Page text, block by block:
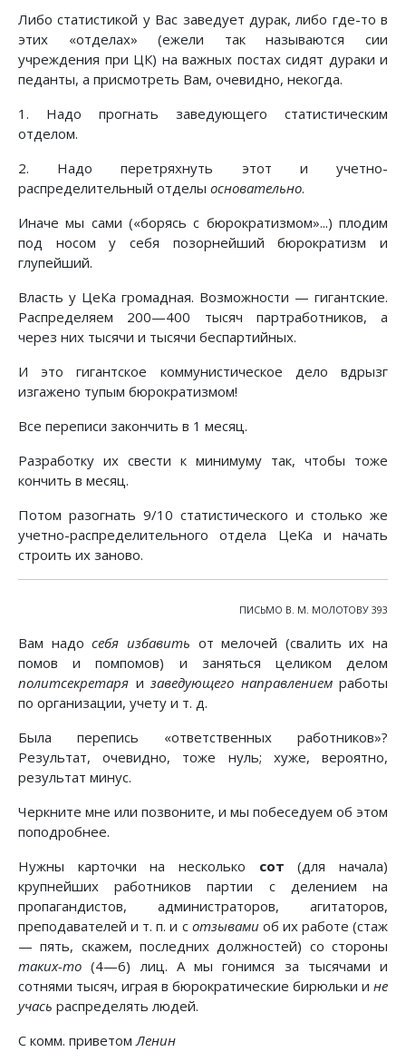
Либо статистикой у Вас заведует дурак, либо где-то в
этих «отделах» (ежели так называются сии
учреждения при ЦК) на важных постах сидят дураки и
педанты, а присмотреть Вам, очевидно, некогда.
1. Надо прогнать заведующего статистическим
отделом.
2. Надо перетряхнуть этот и учетно-
распределительный отделы основательно.
Иначе мы сами («борясь с бюрократизмом»...) плодим
под носом у себя позорнейший бюрократизм и
глупейший.
Власть у ЦеКа громадная. Возможности — гигантские.
Распределяем 200—400 тысяч партработников, а
через них тысячи и тысячи беспартийных.
И это гигантское коммунистическое дело вдрызг
изгажено тупым бюрократизмом!
Все переписи закончить в 1 месяц.
Разработку их свести к минимуму так, чтобы тоже
кончить в месяц.
Потом разогнать 9/10 статистического и столько же
учетно-распределительного отдела ЦеКа и начать
строить их заново.
ПИСЬМО В. М. МОЛОТОВУ 393
Вам надосебя избавить от мелочей (свалить их на
помов и помпомов) и заняться целиком делом
политсекретаря и заведующего направлениемработы
по организации, учету и т. д.
Была перепись «ответственных работников»?
Результат, очевидно, тоже нуль; хуже, вероятно,
результат минус.
Черкните мне или позвоните, и мы побеседуем об этом
поподробнее.
Нужны карточки на несколько сот (для начала)
крупнейших работников партии с делением на
пропагандистов, администраторов, агитаторов,
преподавателей и т. п. и с отзывами об их работе (стаж
— пять, скажем, последних должностей) со стороны
таких-то (4—6) лиц. А мы гонимся за тысячами и
сотнями тысяч, играя в бюрократические бирюльки и не
учась распределять людей.
С комм. приветомЛенин